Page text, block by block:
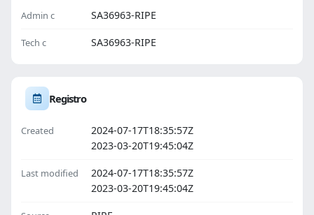
Admin c SA36963-RIPE
Tech c SA36963-RIPE
Registro
Created
2024-07-17T18:35:57Z
2023-03-20T19:45:04Z
Last modified
2024-07-17T18:35:57Z
2023-03-20T19:45:04Z